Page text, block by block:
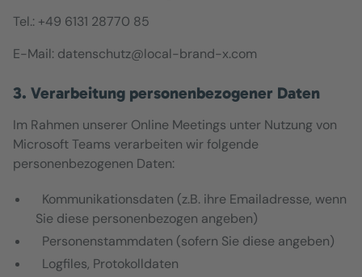
Tel.: +49 6131 28770 85
E-Mail: datenschutz@local-brand-x.com
3. Verarbeitung personenbezogener Daten
Im Rahmen unserer Online Meetings unter Nutzung von
Microsoft Teams verarbeiten wir folgende
personenbezogenen Daten:
Kommunikationsdaten (z.B. ihre Emailadresse, wenn
Sie diese personenbezogen angeben)
Personenstammdaten (sofern Sie diese angeben)
Logfiles, Protokolldaten